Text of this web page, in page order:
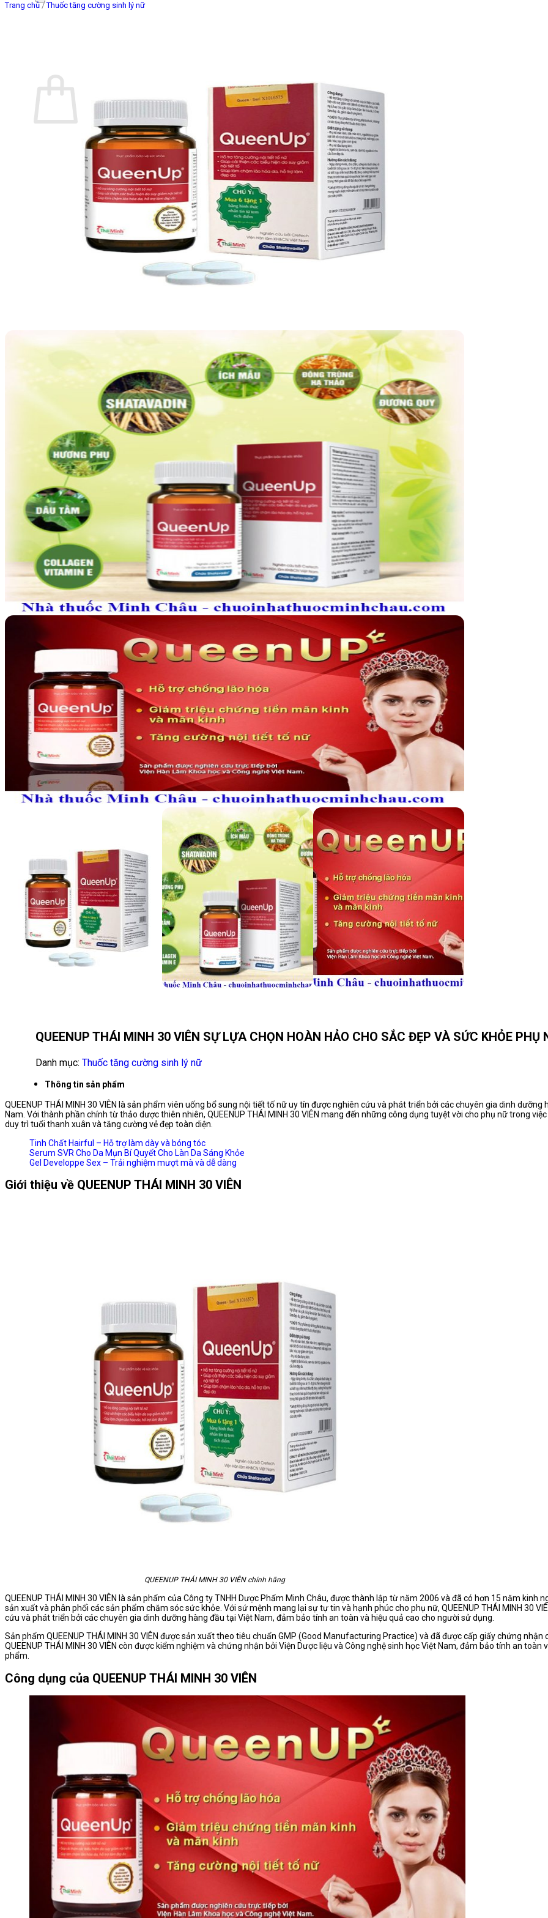
Chưa có sản phẩm trong giỏ hàng.
Quay trở lại cửa hàng
Trang chủ / Thuốc tăng cường sinh lý nữ
QUEENUP THÁI MINH 30 VIÊN SỰ LỰA CHỌN HOÀN HẢO CHO SẮC ĐẸP VÀ SỨC KHỎE PHỤ
Danh mục: Thuốc tăng cường sinh lý nữ
Thông tin sản phẩm
QUEENUP THÁI MINH 30 VIÊN là sản phẩm viên uống bổ sung nội tiết tố nữ uy tín được nghiên cứu và phát triển bởi các chuyên gia dinh dưỡng
Nam. Với thành phần chính từ thảo dược thiên nhiên, QUEENUP THÁI MINH 30 VIÊN mang đến những công dụng tuyệt vời cho phụ nữ trong
duy trì tuổi thanh xuân và tăng cường vẻ đẹp toàn diện.
Tinh Chất Hairful – Hỗ trợ làm dày và bóng tóc
Serum SVR Cho Da Mụn Bí Quyết Cho Làn Da Sáng Khỏe
Gel Developpe Sex – Trải nghiệm mượt mà và dễ dàng
Giới thiệu về QUEENUP THÁI MINH 30 VIÊN
QUEENUP THÁI MINH 30 VIÊN chính hãng
QUEENUP THÁI MINH 30 VIÊN là sản phẩm của Công ty TNHH Dược Phẩm Minh Châu, được thành lập từ năm 2006 và đã có hơn 15 năm kinh
sản xuất và phân phối các sản phẩm chăm sóc sức khỏe. Với sứ mệnh mang lại sự tự tin và hạnh phúc cho phụ nữ, QUEENUP THÁI MINH 30
cứu và phát triển bởi các chuyên gia dinh dưỡng hàng đầu tại Việt Nam, đảm bảo tính an toàn và hiệu quả cao cho người sử dụng.
Sản phẩm QUEENUP THÁI MINH 30 VIÊN được sản xuất theo tiêu chuẩn GMP (Good Manufacturing Practice) và đã được cấp giấy chứng nhận
QUEENUP THÁI MINH 30 VIÊN còn được kiểm nghiệm và chứng nhận bởi Viện Dược liệu và Công nghệ sinh học Việt Nam, đảm bảo tính an toàn
phẩm.
Công dụng của QUEENUP THÁI MINH 30 VIÊN